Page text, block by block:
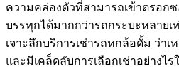
ความคล่องตัวที่สามารถเข้าตรอก
บรรทุกได้มากกว่ารถกระบะหลาย
เจาะลึกบริการเช่ารถหกล้อดั้ม ว่า
และมีเคล็ดลับการเลือกเช่าอย่างไ